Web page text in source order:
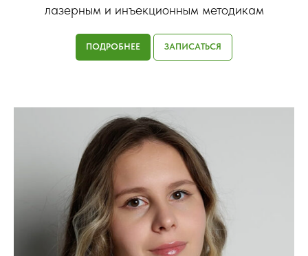
лазерным и инъекционным методикам
ПОДРОБНЕЕ ЗАПИСАТЬСЯ